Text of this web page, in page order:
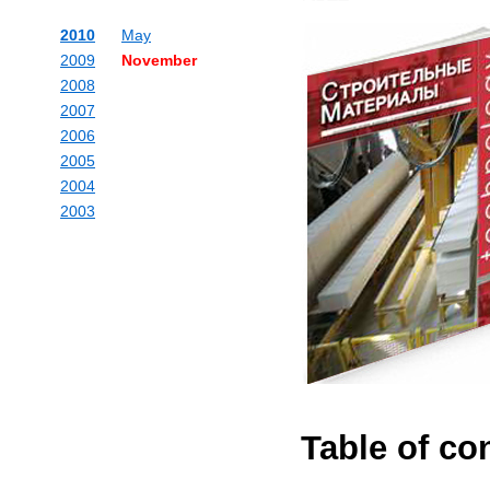
2010
May
November
2009
2008
2007
2006
2005
2004
2003
Table of